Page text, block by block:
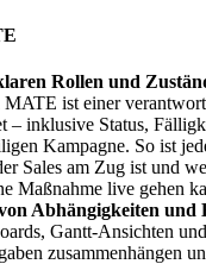
Rollen und
MATE ist einer
– inklusive Status,
Kampagne. So ist
Sales am Zug ist und
Maßnahme live gehen
Abhängigkeiten und
Gantt-Ansichten
zusammenhängen